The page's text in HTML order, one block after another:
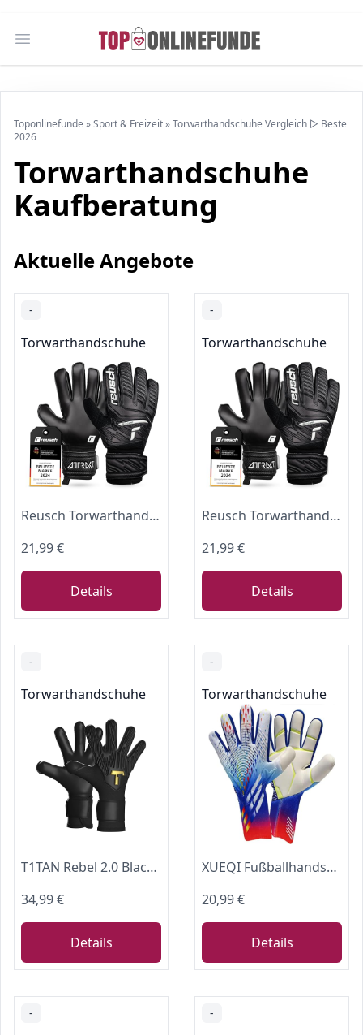
Open main menu
Toponlinefunde »Sport & Freizeit»Torwarthandschuhe Vergleich ▷ Beste
2026
Torwarthandschuhe
Kaufberatung
Aktuelle Angebote
-
Torwarthandschuhe
Reusch Torwarthandschuhe Erwachsene | robuster Grip & stabile Passform
21,99 €
Details
-
Torwarthandschuhe
Reusch Torwarthandschuhe Erwachsene | robuster Grip & stabile Passform
21,99 €
Details
-
Torwarthandschuhe
T1TAN Rebel 2.0 Black-Out Junior - Torwarthandschuhe Kinder - Die Handschuhe für Kinder und Fußball - Größe 6
34,99 €
Details
-
Torwarthandschuhe
XUEQI Fußballhandschuhe für Jugendliche, Torwarthandschuhe, professionelle Latex-Torwarthandschuhe für Herren, Fußballtorwarthandschuhe mit Fingerschutz 6 B
20,99 €
Details
- -